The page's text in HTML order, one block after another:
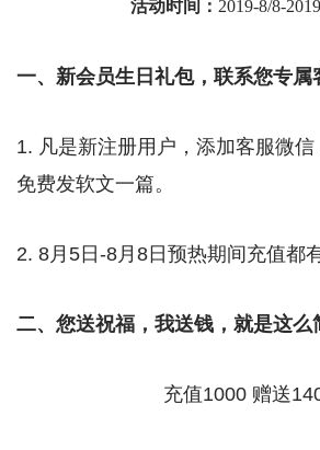
活动时间： 2019-8/8-
一、新会员生日礼包，联系您专属
1. 凡是新注册用户，添加客服微
免费发软文一篇。
2. 8月5日-8月8日预热期间充值都
二、您送祝福，我送钱，就是这么
充值1000 赠送